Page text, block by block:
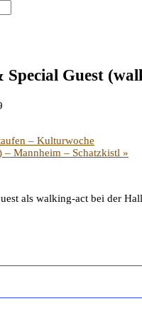
Guest
– Kulturwoche
– Mannheim – Schatzkistl »
als walking-act bei der